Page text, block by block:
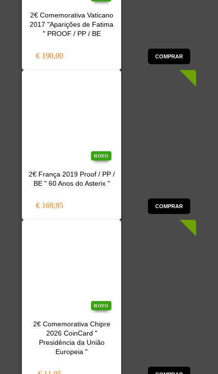
2€ Comemorativa Vaticano
2017 "Aparições de Fatima
" PROOF / PP / BE
€ 190,00 COMPRAR
NOVO
2€ França 2019 Proof / PP /
BE " 60 Anos do Asterix "
€ 169,95 COMPRAR
NOVO
2€ Comemorativa Chipre
2026 CoinCard "
Presidência da União
Europeia "